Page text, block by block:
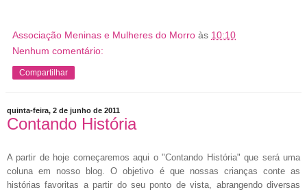
Associação Meninas e Mulheres do Morro às 10:10
Nenhum comentário:
Compartilhar
quinta-feira, 2 de junho de 2011
Contando História
A partir de hoje começaremos aqui o "Contando História" que será uma
coluna em nosso blog. O objetivo é que nossas crianças conte as
histórias favoritas a partir do seu ponto de vista, abrangendo diversas